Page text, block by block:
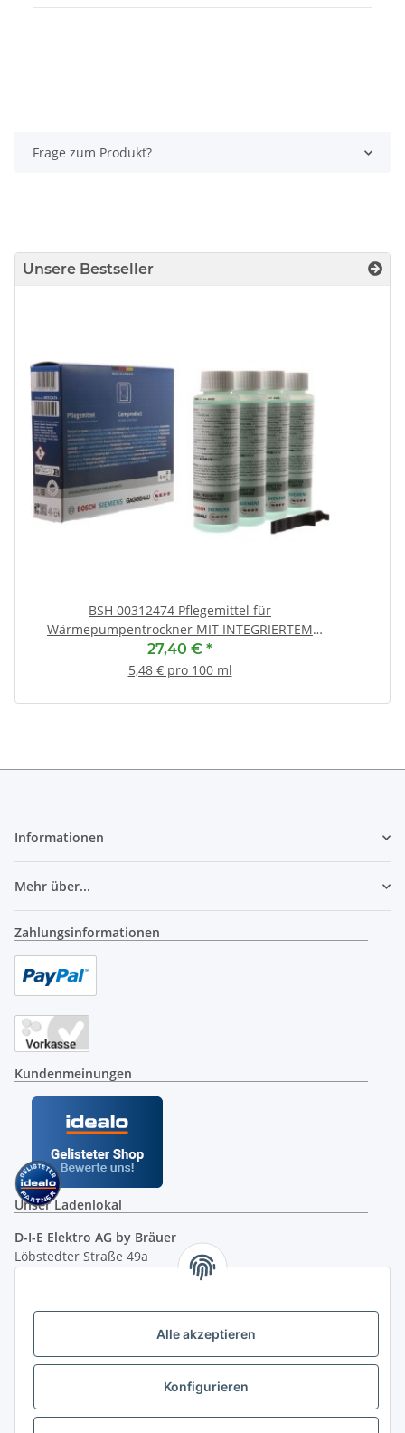
Alle akzeptieren
Konfigurieren
Frage zum Produkt?
Unsere Bestseller
BSH 00312474 Pflegemittel für
Wärmepumpentrockner MIT INTEGRIERTEM
PFLEGEPROGRAMM (CP1/CP2)
27,40 € *
5,48 € pro 100 ml
Informationen
Mehr über...
Zahlungsinformationen
Kundenmeinungen
Unser Ladenlokal
D-I-E Elektro AG by Bräuer
Löbstedter Straße 49a
( siehe Google-Maps )
Öffnungszeiten:
10.00 - 18.00 Uhr
Ladenpreis versus Internetpreis